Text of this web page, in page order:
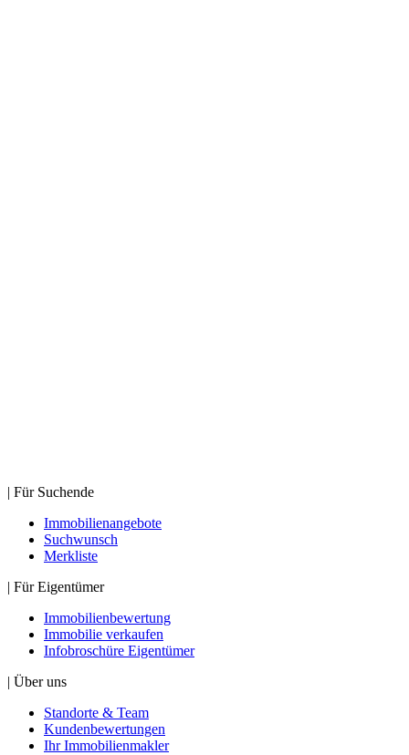
| Für Suchende
Immobilienangebote
Suchwunsch
Merkliste
| Für Eigentümer
Immobilienbewertung
Immobilie verkaufen
Infobroschüre Eigentümer
| Über uns
Standorte & Team
Kundenbewertungen
Ihr Immobilienmakler